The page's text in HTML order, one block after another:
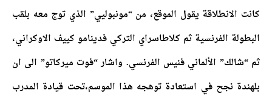
كانت الانطلاقة يقول الموقع، من “مونبوليي” الذي توج معه بلقب
البطولة الفرنسية ثم كلاطاسراي التركي فدينامو كييف الاوكراني،
ثم “شالك” الألماني فنيس الفرنسي. واشار “فوت ميركاتو” الى ان
بلهندة نجح في استعادة توهجه هذا الموسم،تحت قيادة المدرب